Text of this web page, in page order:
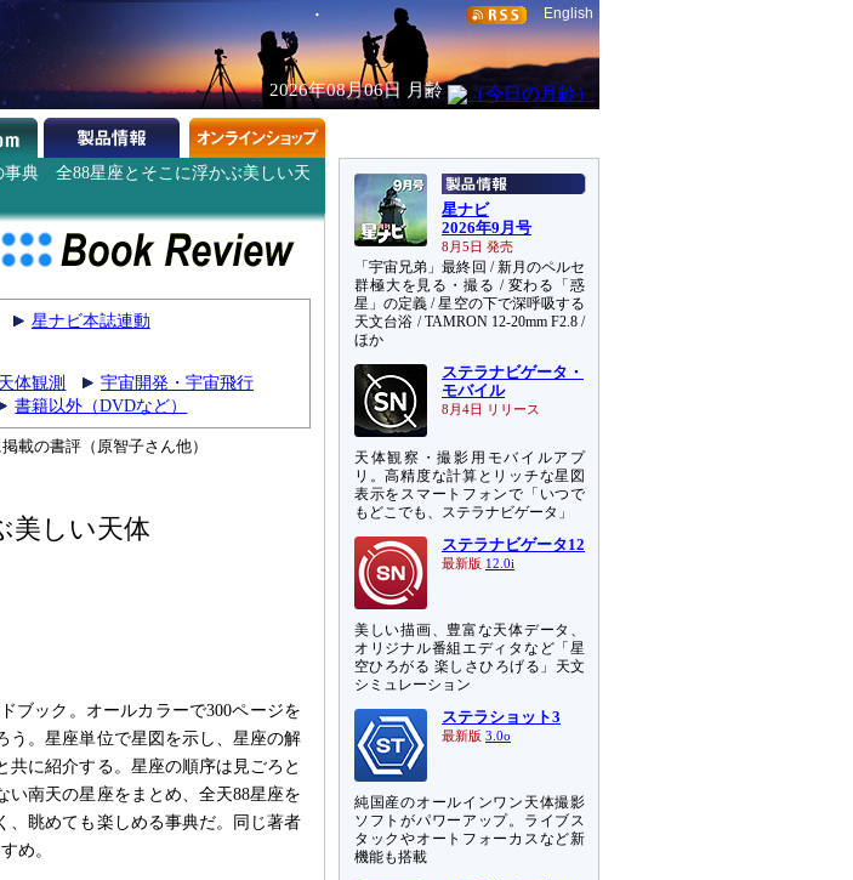
English
2026年08月06日 月齢
事典 全88星座とそこに浮かぶ美しい天
星ナビ本誌連動
天体観測
宇宙開発・宇宙飛行
書籍以外（DVDなど）
載の書評（原智子さん他）
美しい天体
ブック。オールカラーで300ページを
う。星座単位で星図を示し、星座の解
に紹介する。星座の順序は見ごろと
南天の星座をまとめ、全天88星座を
、眺めても楽しめる事典だ。同じ著者
め。
星ナビ
2026年9月号
8月5日 発売
「宇宙兄弟」最終回 / 新月のペルセ
群極大を見る・撮る / 変わる「惑
星」の定義 / 星空の下で深呼吸する
天文台浴 / TAMRON 12-20mm F2.8 /
ほか
ステラナビゲータ・
モバイル
8月4日 リリース
天体観察・撮影用モバイルアプ
リ。高精度な計算とリッチな星図
表示をスマートフォンで「いつで
もどこでも、ステラナビゲータ」
ステラナビゲータ12
最新版 12.0i
美しい描画、豊富な天体データ、
オリジナル番組エディタなど「星
空ひろがる 楽しさひろげる」天文
シミュレーション
ステラショット3
最新版 3.0o
純国産のオールインワン天体撮影
ソフトがパワーアップ。ライブス
タックやオートフォーカスなど新
機能も搭載